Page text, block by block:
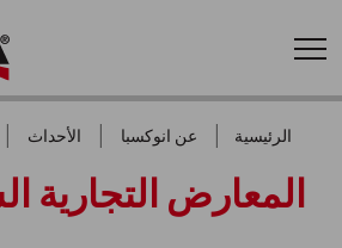
الرئيسية | عن انوكسبا | الأحداث |
المعارض التجارية